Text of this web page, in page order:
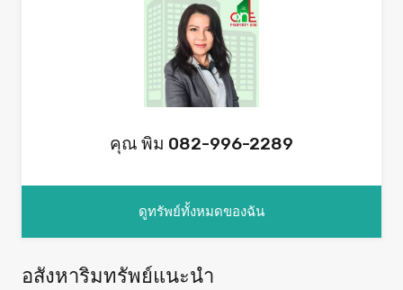
คุณ พิม 082-996-2289
ดูทรัพย์ทั้งหมดของฉัน
อสังหาริมทรัพย์แนะนำ